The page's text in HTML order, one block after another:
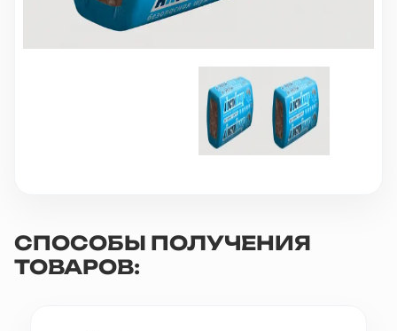
Оплата
Все бренды
СПОСОБЫ ПОЛУЧЕНИЯ
ТОВАРОВ: